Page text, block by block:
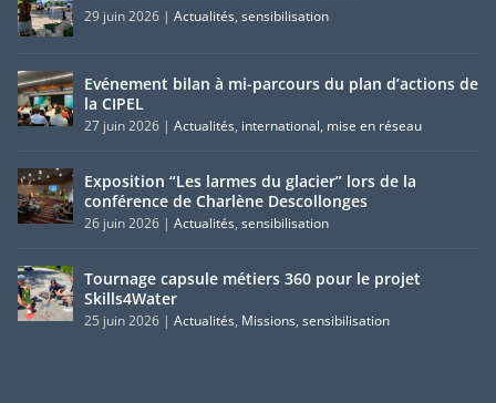
29 juin 2026| Actualités, sensibilisation
Evénement bilan à mi-parcours du plan d’actions de
la CIPEL
27 juin 2026| Actualités, international, mise en réseau
Exposition “Les larmes du glacier” lors de la
conférence de Charlène Descollonges
26 juin 2026| Actualités, sensibilisation
Tournage capsule métiers 360 pour le projet
Skills4Water
25 juin 2026| Actualités, Missions, sensibilisation